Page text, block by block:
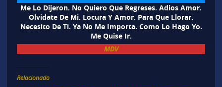
Me Lo Dijeron. No Quiero Que Regreses. Adios Amor.
Olvidate De Mi. Locura Y Amor. Para Que Llorar.
Necesito De Ti. Ya No Me Importa. Como Lo Hago Yo.
Me Quise Ir.
MDV
Relacionado